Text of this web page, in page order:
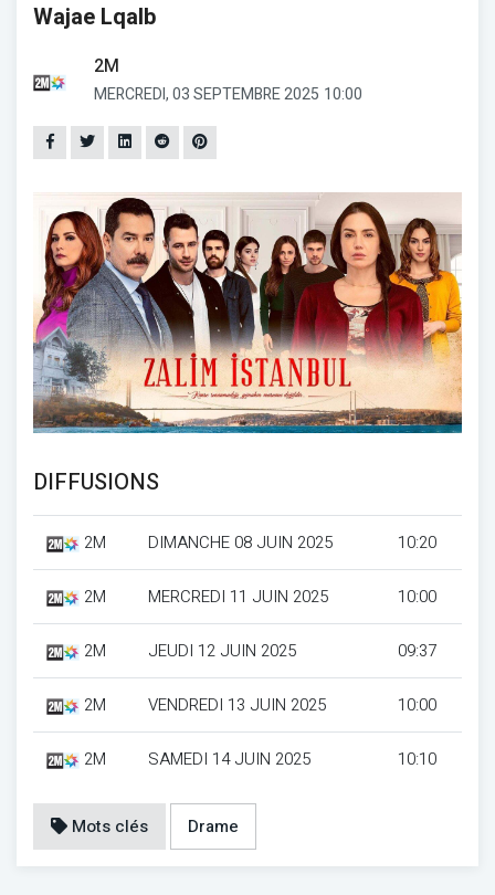
Wajae Lqalb
2M
MERCREDI, 03 SEPTEMBRE 2025 10:00
DIFFUSIONS
2M DIMANCHE 08 JUIN 2025 10:20
2M MERCREDI 11 JUIN 2025 10:00
2M JEUDI 12 JUIN 2025 09:37
2M VENDREDI 13 JUIN 2025 10:00
2M SAMEDI 14 JUIN 2025 10:10
Mots clés Drame